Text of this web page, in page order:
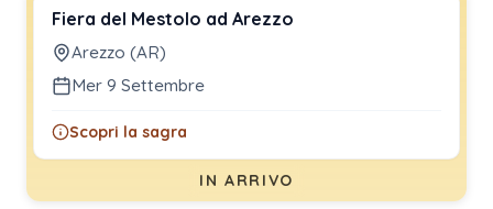
Fiera del Mestolo ad Arezzo
Arezzo (AR)
Mer 9 Settembre
Scopri la sagra
IN ARRIVO